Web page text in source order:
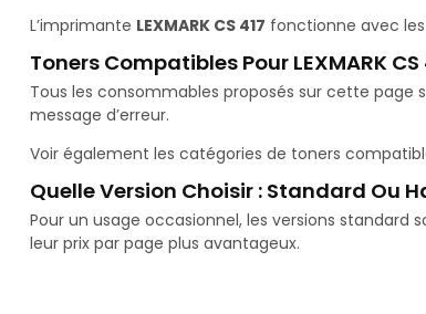
L’imprimante LEXMARK CS 417 fonctionne avec
Toners Compatibles Pour LEXMARK CS
Tous les consommables proposés sur cette page
message d’erreur.
Voir également les catégories de toners
Quelle Version Choisir : Standard Ou
Pour un usage occasionnel, les versions
leur prix par page plus avantageux.